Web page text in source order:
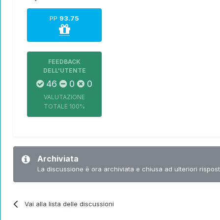
PP 93.75
FEEDBACK
DELL'UTENTE
46 0 0
VALUTAZIONE
TOTALE 100%
Archiviata
La discussione è ora archiviata e chiusa ad ulteriori
Vai alla lista delle discussioni